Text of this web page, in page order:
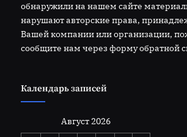
обнаружили на нашем сайте
нарушают авторские права,
Вашей компании или организации,
сообщите нам через форму обратной
Календарь записей
Август 2026